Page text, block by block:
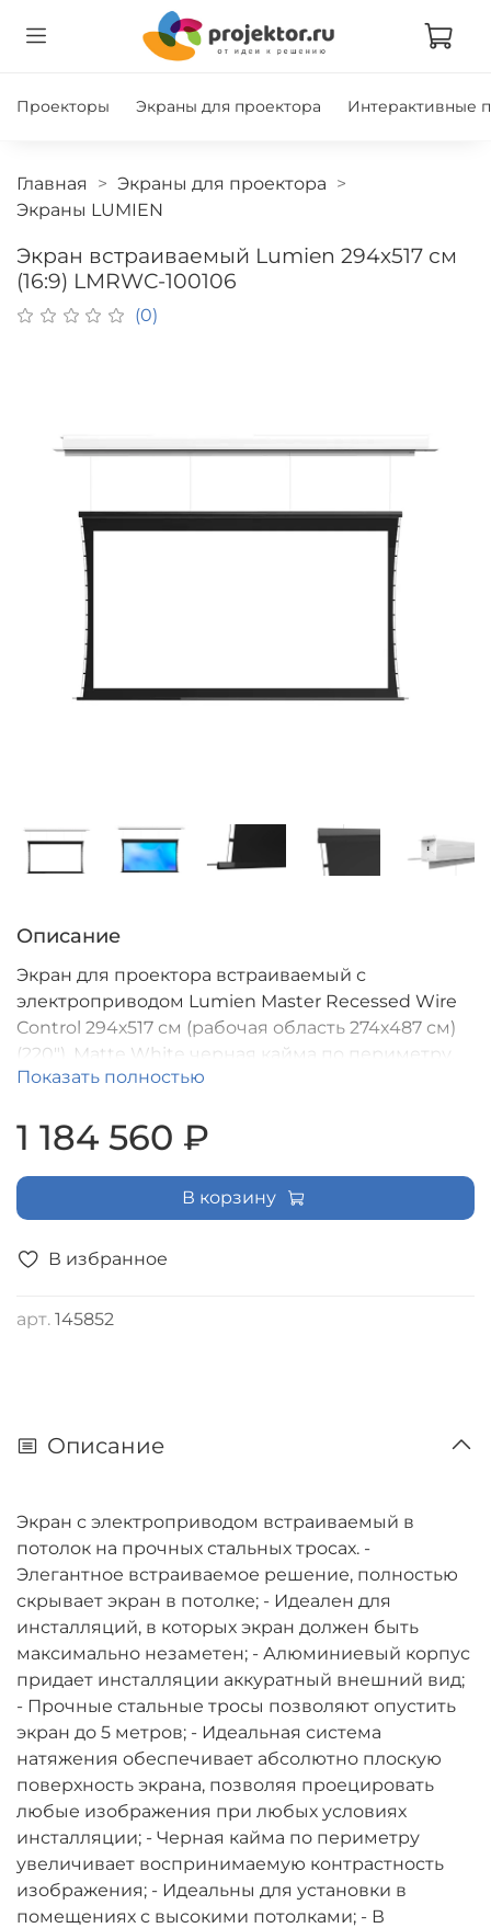
Проекторы Экраны для проектора Интерактивные
Главная
Экраны для проектора
Экраны LUMIEN
Экран встраиваемый Lumien 294х517 см
(16:9) LMRWC-100106
(0)
В избранное
арт. 145852
Описание
Экран для проектора встраиваемый с
электроприводом Lumien Master Recessed Wire
Control 294х517 см (рабочая область 274х487 см)
(220"), Matte White черная кайма по периметру,
верхняя кайма 10 см, формат экрана (16:9), RF
Показать полностью
1 184 560 ₽
В корзину
Описание
Экран с электроприводом встраиваемый в
потолок на прочных стальных тросах. -
Элегантное встраиваемое решение, полностью
скрывает экран в потолке; - Идеален для
инсталляций, в которых экран должен быть
максимально незаметен; - Алюминиевый корпус
придает инсталляции аккуратный внешний вид;
- Прочные стальные тросы позволяют опустить
экран до 5 метров; - Идеальная система
натяжения обеспечивает абсолютно плоскую
поверхность экрана, позволяя проецировать
любые изображения при любых условиях
инсталляции; - Черная кайма по периметру
увеличивает воспринимаемую контрастность
изображения; - Идеальны для установки в
помещениях с высокими потолками; - В